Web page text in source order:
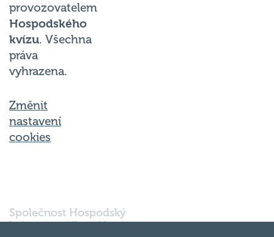
provozovatelem
Hospodského
kvízu. Všechna
práva
vyhrazena.
Změnit
nastavení
cookies
Společnost Hospodský
kvíz s.r.o., sídlem Nové